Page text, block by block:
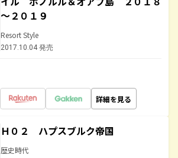
～２０１９
Resort Style
2017.10.04 発売
詳細を見る
Ｈ０２ ハプスブルク帝国
歴史時代